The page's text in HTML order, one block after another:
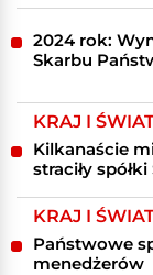
2024 rok:
Skarbu
KRAJ I
Kilkanaście
straciły
KRAJ I
Państwowe
menedżerów